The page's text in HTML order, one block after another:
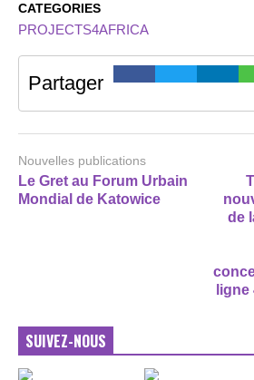
CATEGORIES
PROJECTS4AFRICA
Partager
Nouvelles publications
Le Gret au Forum Urbain
Mondial de Katowice
de
SUIVEZ-NOUS